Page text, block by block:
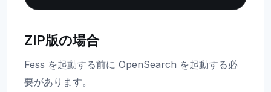
ZIP版の場合
Fess を起動する前に OpenSearch を起動する必
要があります。